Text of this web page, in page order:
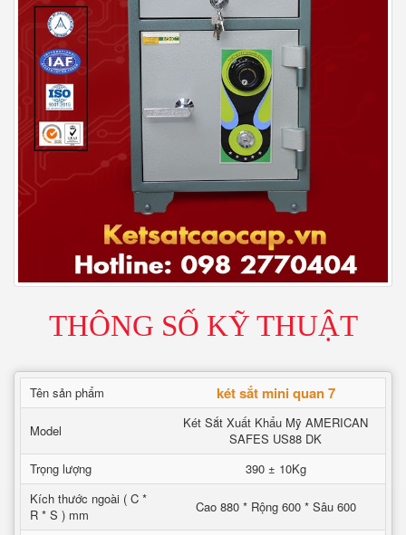
THÔNG SỐ KỸ THUẬT
Tên sản phẩm két sắt mini quan 7
Model
Két Sắt Xuất Khẩu Mỹ AMERICAN
SAFES US88 DK
Trọng lượng
390 ± 10Kg
Kích thước ngoài ( C *
R * S ) mm
Cao 880 * Rộng 600 * Sâu 600